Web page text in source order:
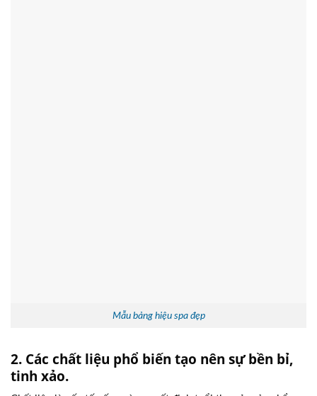
Mẫu bảng hiệu spa đẹp
2. Các chất liệu phổ biến tạo nên sự bền bỉ,
tinh xảo.